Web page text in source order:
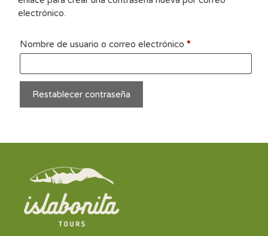
electrónico.
Nombre de usuario o correo electrónico *
Restablecer contraseña